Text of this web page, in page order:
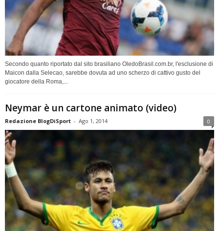
Secondo quanto riportato dal sito brasiliano OledoBrasil.com.br, l'esclusione di
Maicon dalla Selecao, sarebbe dovuta ad uno scherzo di cattivo gusto del
giocatore della Roma,...
Neymar è un cartone animato (video)
Redazione BlogDiSport - Ago 1, 2014 0